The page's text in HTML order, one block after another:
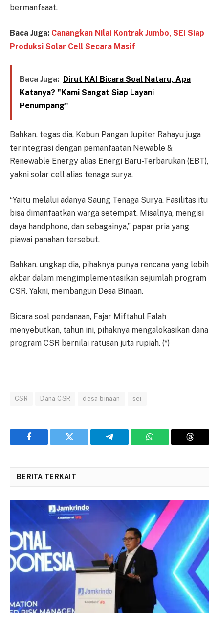
bermanfaaat.
Baca Juga: Canangkan Nilai Kontrak Jumbo, SEI Siap
Produksi Solar Cell Secara Masif
Baca Juga: Dirut KAI Bicara Soal Nataru, Apa
Katanya? "Kami Sangat Siap Layani
Penumpang"
Bahkan, tegas dia, Kebun Pangan Jupiter Rahayu juga
terintegrasi dengan pemanfaatan Newable &
Renewable Energy alias Energi Baru-Terbarukan (EBT),
yakni solar cell alias tenaga surya.
“Yaitu melalui adanya Saung Tenaga Surya. Fasilitas itu
bisa dimanfaatkan warga setempat. Misalnya, mengisi
daya handphone, dan sebagainya,” papar pria yang
piawai panahan tersebut.
Bahkan, ungkap dia, pihaknya punya rencana yang lebih
akbar dalam mengimplementasikan sejumlah program
CSR. Yakni, membangun Desa Binaan.
Bicara soal pendanaan, Fajar Miftahul Falah
menyebutkan, tahun ini, pihaknya mengalokasikan dana
program CSR bernilai ratusan juta rupiah. (*)
CSR Dana CSR desa binaan sei
Facebook Twitter Telegram WhatsApp Threads
BERITA TERKAIT